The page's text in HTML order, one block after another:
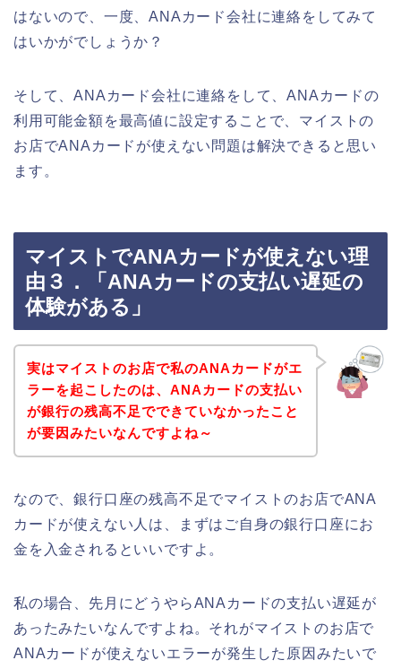
はないので、一度、ANAカード会社に連絡をしてみて
はいかがでしょうか？
そして、ANAカード会社に連絡をして、ANAカードの
利用可能金額を最高値に設定することで、マイストの
お店でANAカードが使えない問題は解決できると思い
ます。
マイストでANAカードが使えない理
由３．「ANAカードの支払い遅延の
体験がある」
実はマイストのお店で私のANAカードがエ
ラーを起こしたのは、ANAカードの支払い
が銀行の残高不足でできていなかったこと
が要因みたいなんですよね～
なので、銀行口座の残高不足でマイストのお店でANA
カードが使えない人は、まずはご自身の銀行口座にお
金を入金されるといいですよ。
私の場合、先月にどうやらANAカードの支払い遅延が
あったみたいなんですよね。それがマイストのお店で
ANAカードが使えないエラーが発生した原因みたいで